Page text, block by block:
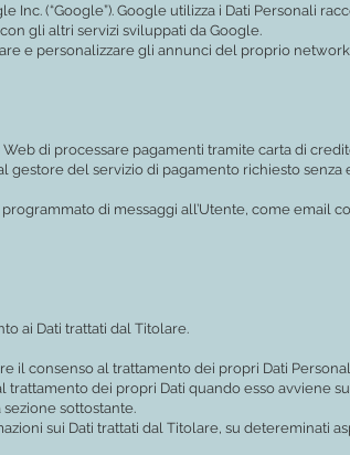
Inc. (“Google”). Google utilizza i Dati Personali
gli altri servizi sviluppati da Google.
e personalizzare gli annunci del proprio
di processare pagamenti tramite carta di
del servizio di pagamento richiesto senza
di messaggi all’Utente, come email
ai Dati trattati dal Titolare.
il consenso al trattamento dei propri Dati
dei propri Dati quando esso avviene
sottostante.
sui Dati trattati dal Titolare, su detereminati